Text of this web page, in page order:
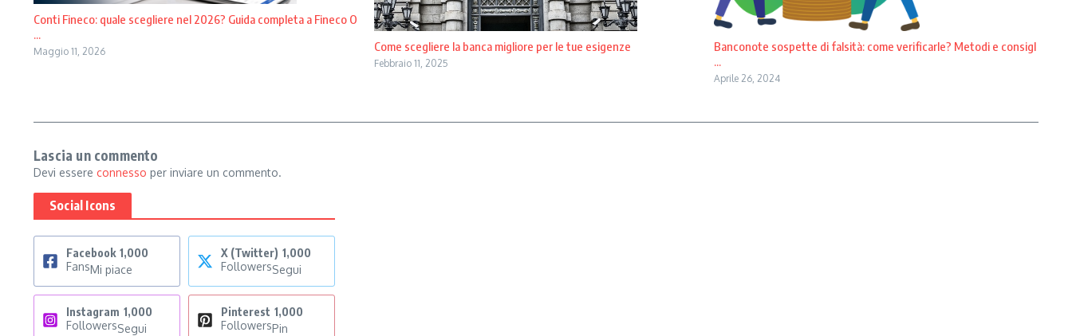
Conti Fineco: quale scegliere nel 2026? Guida completa a Fineco O
...
Maggio 11, 2026 Come scegliere la banca migliore per le tue esigenze
Febbraio 11, 2025
Banconote sospette di falsità: come verificarle? Metodi e consigl
...
Aprile 26, 2024
Lascia un commento
Devi essere connesso per inviare un commento.
Social Icons
Facebook 1,000
FansMi piace
X (Twitter) 1,000
FollowersSegui
Instagram 1,000
FollowersSegui
Pinterest 1,000
FollowersPin